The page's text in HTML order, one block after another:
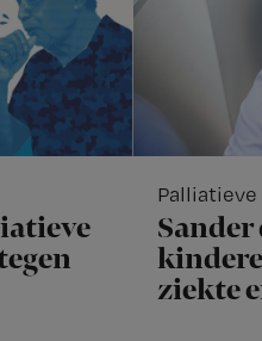
Palliatieve
Sander
ziekte